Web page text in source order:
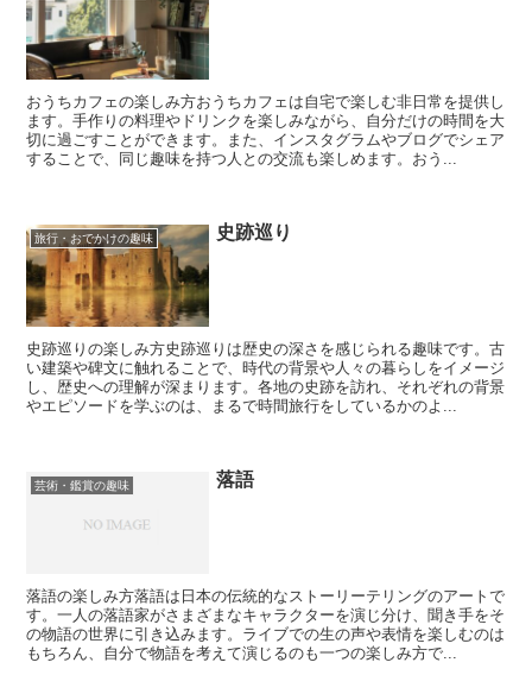
おうちカフェの楽しみ方おうちカフェは自宅で楽しむ非日常を提供し
ます。手作りの料理やドリンクを楽しみながら、自分だけの時間を大
切に過ごすことができます。また、インスタグラムやブログでシェア
することで、同じ趣味を持つ人との交流も楽しめます。おう...
旅行・おでかけの趣味 史跡巡り
史跡巡りの楽しみ方史跡巡りは歴史の深さを感じられる趣味です。古
い建築や碑文に触れることで、時代の背景や人々の暮らしをイメージ
し、歴史への理解が深まります。各地の史跡を訪れ、それぞれの背景
やエピソードを学ぶのは、まるで時間旅行をしているかのよ...
芸術・鑑賞の趣味 落語
落語の楽しみ方落語は日本の伝統的なストーリーテリングのアートで
す。一人の落語家がさまざまなキャラクターを演じ分け、聞き手をそ
の物語の世界に引き込みます。ライブでの生の声や表情を楽しむのは
もちろん、自分で物語を考えて演じるのも一つの楽しみ方で...